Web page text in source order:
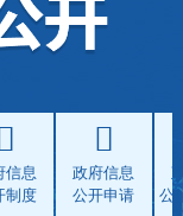
信息
制度
政府信息
公开申请
公